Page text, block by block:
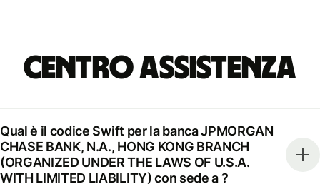
Centro Assistenza
Qual è il codice Swift per la banca JPMORGAN
CHASE BANK, N.A., HONG KONG BRANCH
(ORGANIZED UNDER THE LAWS OF U.S.A.
WITH LIMITED LIABILITY) con sede a ?